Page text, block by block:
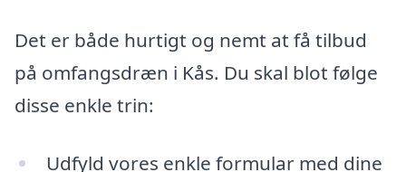
Det er både hurtigt og nemt at få tilbud
på omfangsdræn i Kås. Du skal blot følge
disse enkle trin:
Udfyld vores enkle formular med dine